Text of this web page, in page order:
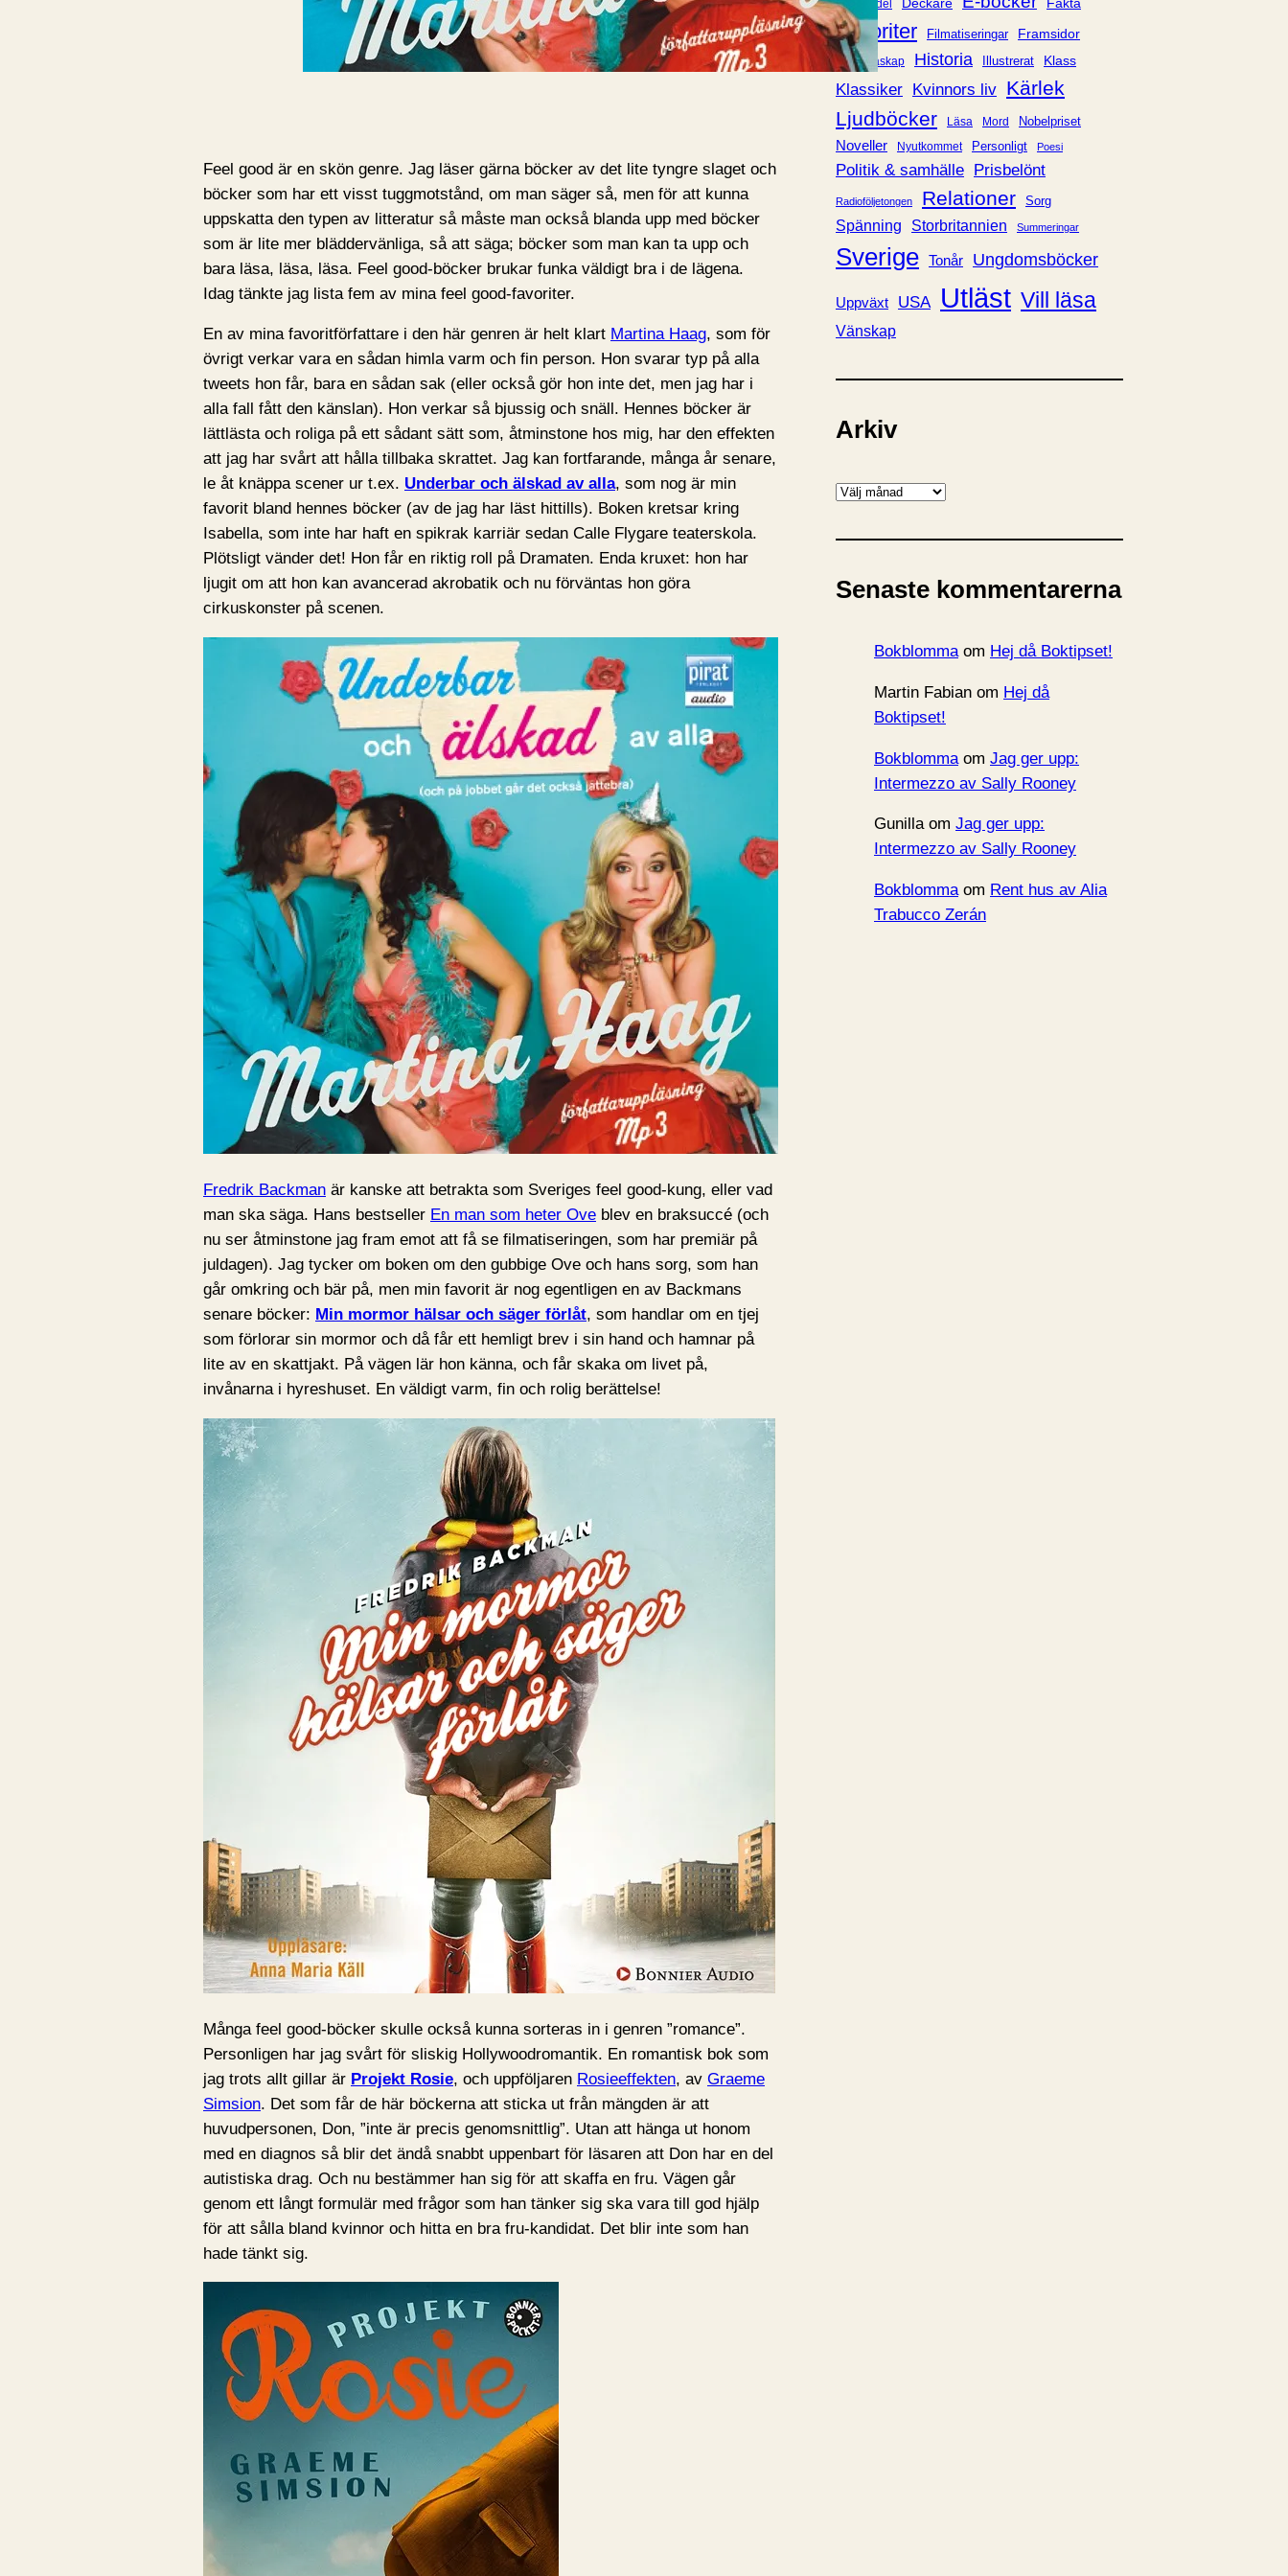
Feel good är en skön genre. Jag läser gärna böcker av det lite tyngre slaget och
böcker som har ett visst tuggmotstånd, om man säger så, men för att kunna
uppskatta den typen av litteratur så måste man också blanda upp med böcker
som är lite mer bläddervänliga, så att säga; böcker som man kan ta upp och
bara läsa, läsa, läsa. Feel good-böcker brukar funka väldigt bra i de lägena.
Idag tänkte jag lista fem av mina feel good-favoriter.
En av mina favoritförfattare i den här genren är helt klart Martina Haag, som för
övrigt verkar vara en sådan himla varm och fin person. Hon svarar typ på alla
tweets hon får, bara en sådan sak (eller också gör hon inte det, men jag har i
alla fall fått den känslan). Hon verkar så bjussig och snäll. Hennes böcker är
lättlästa och roliga på ett sådant sätt som, åtminstone hos mig, har den effekten
att jag har svårt att hålla tillbaka skrattet. Jag kan fortfarande, många år senare,
le åt knäppa scener ur t.ex. Underbar och älskad av alla, som nog är min
favorit bland hennes böcker (av de jag har läst hittills). Boken kretsar kring
Isabella, som inte har haft en spikrak karriär sedan Calle Flygare teaterskola.
Plötsligt vänder det! Hon får en riktig roll på Dramaten. Enda kruxet: hon har
ljugit om att hon kan avancerad akrobatik och nu förväntas hon göra
cirkuskonster på scenen.
Fredrik Backman är kanske att betrakta som Sveriges feel good-kung, eller vad
man ska säga. Hans bestseller En man som heter Ove blev en braksuccé (och
nu ser åtminstone jag fram emot att få se filmatiseringen, som har premiär på
juldagen). Jag tycker om boken om den gubbige Ove och hans sorg, som han
går omkring och bär på, men min favorit är nog egentligen en av Backmans
senare böcker: Min mormor hälsar och säger förlåt, som handlar om en tjej
som förlorar sin mormor och då får ett hemligt brev i sin hand och hamnar på
lite av en skattjakt. På vägen lär hon känna, och får skaka om livet på,
invånarna i hyreshuset. En väldigt varm, fin och rolig berättelse!
Många feel good-böcker skulle också kunna sorteras in i genren ”romance”.
Personligen har jag svårt för sliskig Hollywoodromantik. En romantisk bok som
jag trots allt gillar är Projekt Rosie, och uppföljaren Rosieeffekten, av Graeme
Simsion. Det som får de här böckerna att sticka ut från mängden är att
huvudpersonen, Don, ”inte är precis genomsnittlig”. Utan att hänga ut honom
med en diagnos så blir det ändå snabbt uppenbart för läsaren att Don har en del
autistiska drag. Och nu bestämmer han sig för att skaffa en fru. Vägen går
genom ett långt formulär med frågor som han tänker sig ska vara till god hjälp
för att sålla bland kvinnor och hitta en bra fru-kandidat. Det blir inte som han
hade tänkt sig.
e
r
Bokhandel
Favoriter Filmatiseringar Framsidor
Föräldraskap Historia Illustrerat Klass
Klassiker Kvinnors liv Kärlek
Ljudböcker
Läsa Mord Nobelpriset
Noveller Nyutkommet Personligt Poesi
Politik & samhälle Prisbelönt
Radioföljetongen Relationer Sorg
Spänning Storbritannien Summeringar
Sverige Tonår Ungdomsböcker
Uppväxt USA Utläst Vill läsa
Vänskap
Arkiv
A
k
v
Senaste kommentarerna
Bokblommaom Hej då Boktipset!
Martin Fabian om Hej då
Boktipset!
Bokblomma om Jag ger upp:
Intermezzo av Sally Rooney
Gunillaom Jag ger upp:
Intermezzo av Sally Rooney
Bokblommaom Rent hus av Alia
Trabucco Zerán